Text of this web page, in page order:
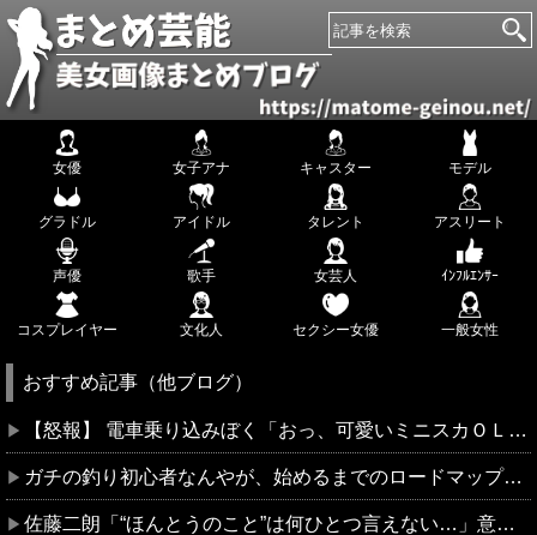
女優 女子アナ キャスター モデル
グラドル アイドル タレント アスリート
声優 歌手 女芸人 ｲﾝﾌﾙｴﾝｻｰ
コスプレイヤー 文化人 セクシー女優 一般女性
おすすめ記事（他ブログ）
【怒報】 電車乗り込みぼく「おっ、可愛いミニスカＯＬちゃんの隣あいてんじゃん！座ったろ！」→結果w w w w w w w w
ガチの釣り初心者なんやが、始めるまでのロードマップ教えてくれ
佐藤二朗「“ほんとうのこと”は何ひとつ言えない…」意味深投稿に憶測殺到